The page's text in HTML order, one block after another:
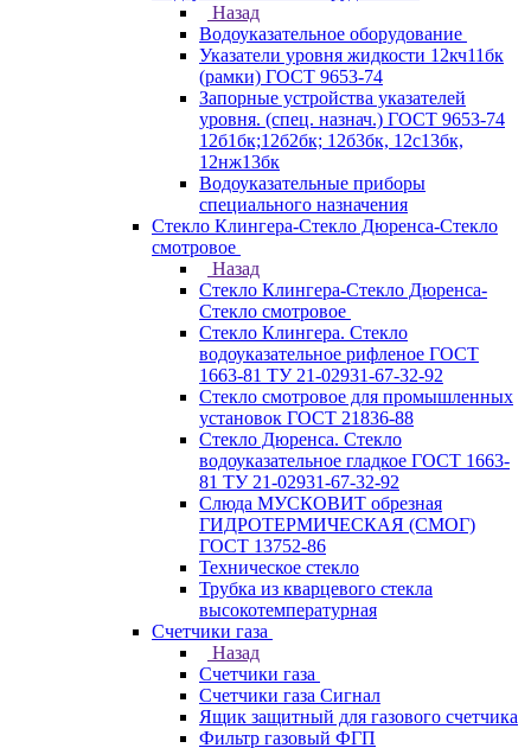
Назад
Водоуказательное оборудование
Указатели уровня жидкости 12кч11бк
(рамки) ГОСТ 9653-74
Запорные устройства указателей
уровня. (спец. назнач.) ГОСТ 9653-74
12б1бк;12б2бк; 12б3бк, 12с13бк,
12нж13бк
Водоуказательные приборы
специального назначения
Стекло Клингера-Стекло Дюренса-Стекло
смотровое
Назад
Стекло Клингера-Стекло Дюренса-
Стекло смотровое
Стекло Клингера. Стекло
водоуказательное рифленое ГОСТ
1663-81 ТУ 21-02931-67-32-92
Стекло смотровое для промышленных
установок ГОСТ 21836-88
Стекло Дюренса. Стекло
водоуказательное гладкое ГОСТ 1663-
81 ТУ 21-02931-67-32-92
Слюда МУСКОВИТ обрезная
ГИДРОТЕРМИЧЕСКАЯ (СМОГ)
ГОСТ 13752-86
Техническое стекло
Трубка из кварцевого стекла
высокотемпературная
Счетчики газа
Назад
Счетчики газа
Счетчики газа Сигнал
Ящик защитный для газового счетчика
Фильтр газовый ФГП